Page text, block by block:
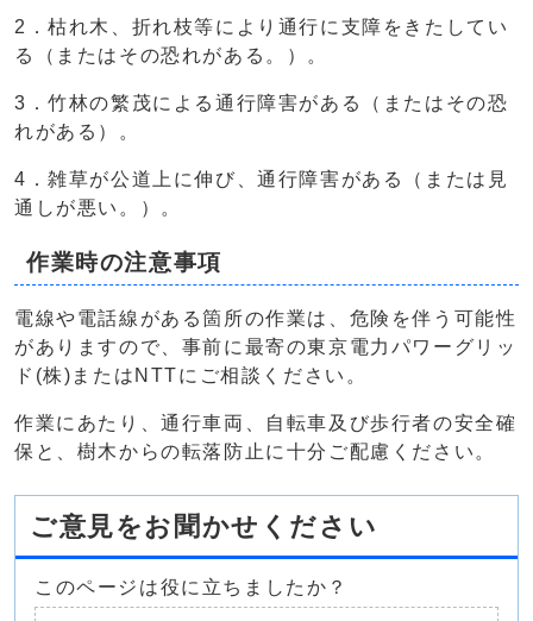
2．枯れ木、折れ枝等により通行に支障をきたしてい
る（またはその恐れがある。）。
3．竹林の繁茂による通行障害がある（またはその恐
れがある）。
4．雑草が公道上に伸び、通行障害がある（または見
通しが悪い。）。
作業時の注意事項
電線や電話線がある箇所の作業は、危険を伴う可能性
がありますので、事前に最寄の東京電力パワーグリッ
ド(株)またはNTTにご相談ください。
作業にあたり、通行車両、自転車及び歩行者の安全確
保と、樹木からの転落防止に十分ご配慮ください。
ご意見をお聞かせください
このページは役に立ちましたか？